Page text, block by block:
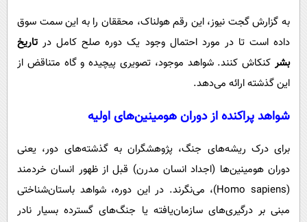
حوادث
محیط زیست
سلامت
بین الملل
اجتماعی
حیات وحش
سیاست خارجی
دانلود
به گزارش گجت نیوز، این رقم هولناک، محققان را به این سمت سوق
داده است تا در مورد احتمال وجود یک دوره صلح کامل در تاریخ
بشر کنکاش کنند. شواهد موجود، تصویری پیچیده و گاه متناقض از
این گذشته ارائه می‌دهد.
شواهد پراکنده از دوران هومینین‌های اولیه
برای درک ریشه‌های جنگ، پژوهشگران به گذشته‌های دور، یعنی
دوران هومینین‌ها (اجداد انسان مدرن) قبل از ظهور انسان خردمند
(Homo sapiens)، می‌نگرند. در این دوره، شواهد باستان‌شناختی
مبنی بر درگیری‌های سازمان‌یافته یا جنگ‌های گسترده بسیار نادر